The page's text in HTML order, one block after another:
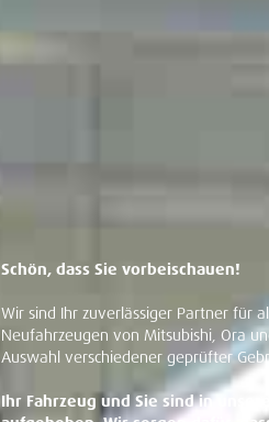
Schön, dass Sie vorbeischauen!
Wir sind Ihr zuverlässiger Partner für
Neufahrzeugen von Mitsubishi, Ora
Auswahl verschiedener geprüfter
Ihr Fahrzeug und Sie sind in